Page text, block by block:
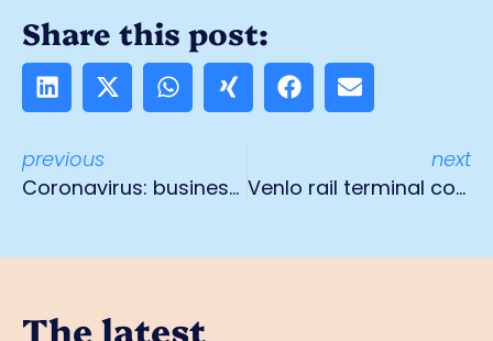
Share this post:
previous
Coronavirus: business alert but no panic
next
Venlo rail terminal construction begins
The latest